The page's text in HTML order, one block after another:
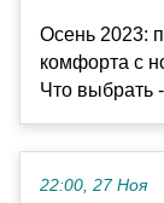
Осень 2023:
комфорта с
Что выбрать
22:00, 27 Ноя